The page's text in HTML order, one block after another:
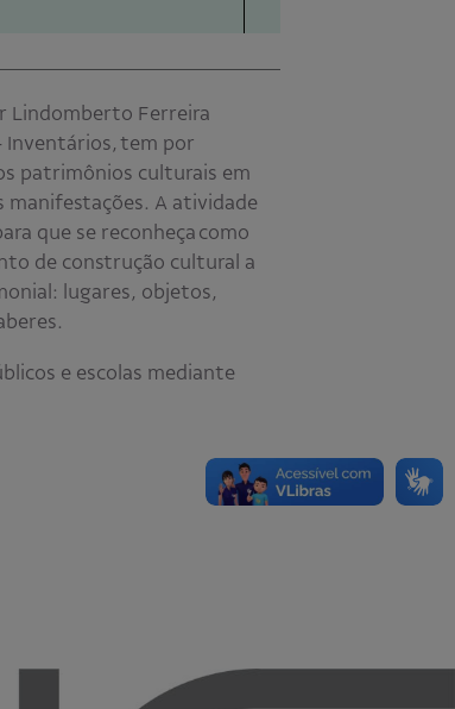
Lindomberto Ferreira
Inventários, tem por
patrimônios culturais em
manifestações. A atividade
que se reconheça como
de construção cultural a
lugares, objetos,
e escolas mediante